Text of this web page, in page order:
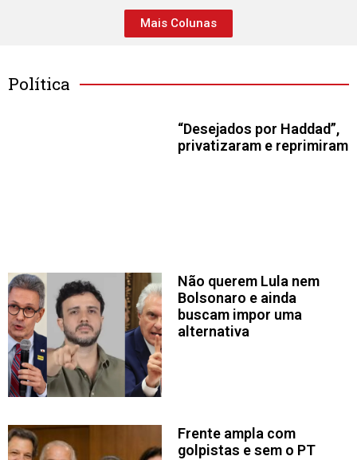
Mais Colunas
Política
“Desejados por Haddad”,
privatizaram e reprimiram
Não querem Lula nem
Bolsonaro e ainda
buscam impor uma
alternativa
Frente ampla com
golpistas e sem o PT